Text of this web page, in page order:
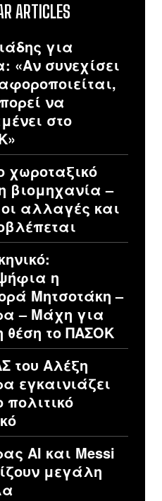
ARTICLES
για
«Αν συνεχίσει
να
στο
χωροταξικό
βιομηχανία –
αλλαγές και
η
Μητσοτάκη –
– Μάχη για
θέση το ΠΑΣΟΚ
του Αλέξη
εγκαινιάζει
πολιτικό
ΑΙ και Messi
μεγάλη